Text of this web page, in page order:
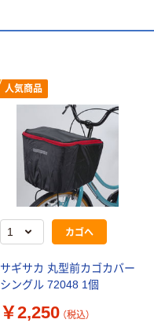
人気商品
カゴへ
サギサカ 丸型前カゴカバー
シングル 72048 1個
￥2,250 （税込）